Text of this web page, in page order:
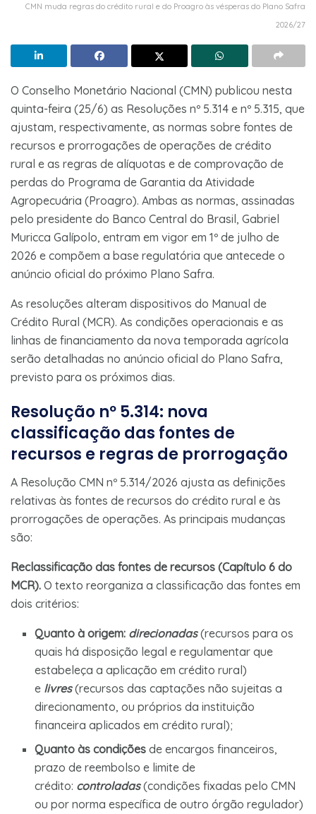
CMN muda regras do crédito rural e do Proagro às vésperas do Plano Safra
2026/27
O Conselho Monetário Nacional (CMN) publicou nesta
quinta-feira (25/6) as Resoluções nº 5.314 e nº 5.315, que
ajustam, respectivamente, as normas sobre fontes de
recursos e prorrogações de operações de crédito
rural e as regras de alíquotas e de comprovação de
perdas do Programa de Garantia da Atividade
Agropecuária (Proagro). Ambas as normas, assinadas
pelo presidente do Banco Central do Brasil, Gabriel
Muricca Galípolo, entram em vigor em 1º de julho de
2026 e compõem a base regulatória que antecede o
anúncio oficial do próximo Plano Safra.
As resoluções alteram dispositivos do Manual de
Crédito Rural (MCR). As condições operacionais e as
linhas de financiamento da nova temporada agrícola
serão detalhadas no anúncio oficial do Plano Safra,
previsto para os próximos dias.
Resolução nº 5.314: nova
classificação das fontes de
recursos e regras de prorrogação
A Resolução CMN nº 5.314/2026 ajusta as definições
relativas às fontes de recursos do crédito rural e às
prorrogações de operações. As principais mudanças
são:
Reclassificação das fontes de recursos (Capítulo 6 do
MCR). O texto reorganiza a classificação das fontes em
dois critérios:
Quanto à origem: direcionadas(recursos para os
quais há disposição legal e regulamentar que
estabeleça a aplicação em crédito rural)
e livres(recursos das captações não sujeitas a
direcionamento, ou próprios da instituição
financeira aplicados em crédito rural);
Quanto às condições de encargos financeiros,
prazo de reembolso e limite de
crédito: controladas(condições fixadas pelo CMN
ou por norma específica de outro órgão regulador)